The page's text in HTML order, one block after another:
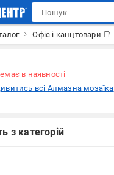
Офіс і канцтовари 📑
в наявності
всі Алмазна мозаїка
з категорій